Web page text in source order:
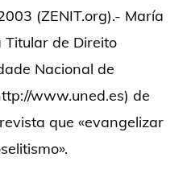
(ZENIT.org).- María
Titular de Direito
Nacional de
www.uned.es) de
que «evangelizar